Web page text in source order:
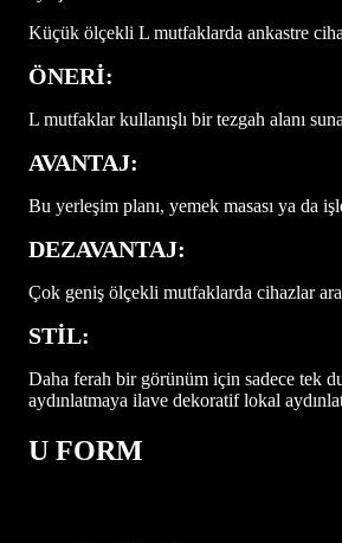
Küçük ölçekli L mutfaklarda ankastre
ÖNERİ:
L mutfaklar kullanışlı bir tezgah alanı
AVANTAJ:
Bu yerleşim planı, yemek masası ya da
DEZAVANTAJ:
Çok geniş ölçekli mutfaklarda cihazlar
STİL:
Daha ferah bir görünüm için sadece tek
aydınlatmaya ilave dekoratif lokal
U FORM